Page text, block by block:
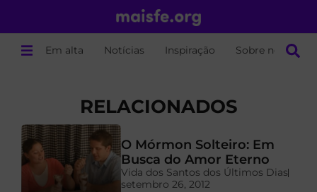
Em alta Notícias Inspiração Sobre nós
RELACIONADOS
O Mórmon Solteiro: Em
Busca do Amor Eterno
Vida dos Santos dos Últimos Dias
setembro 26, 2012